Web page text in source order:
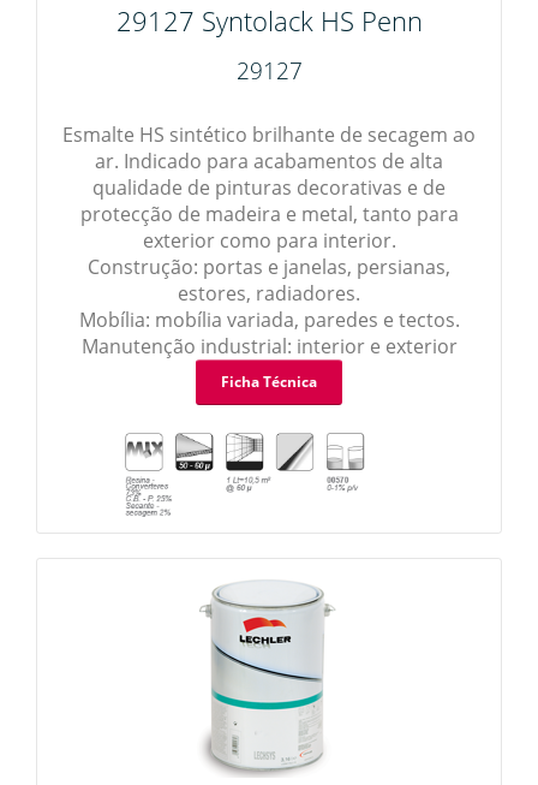
29127 Syntolack HS Penn
29127
Esmalte HS sintético brilhante de secagem ao
ar. Indicado para acabamentos de alta
qualidade de pinturas decorativas e de
protecção de madeira e metal, tanto para
exterior como para interior.
Construção: portas e janelas, persianas,
estores, radiadores.
Mobília: mobília variada, paredes e tectos.
Manutenção industrial: interior e exterior
Ficha Técnica